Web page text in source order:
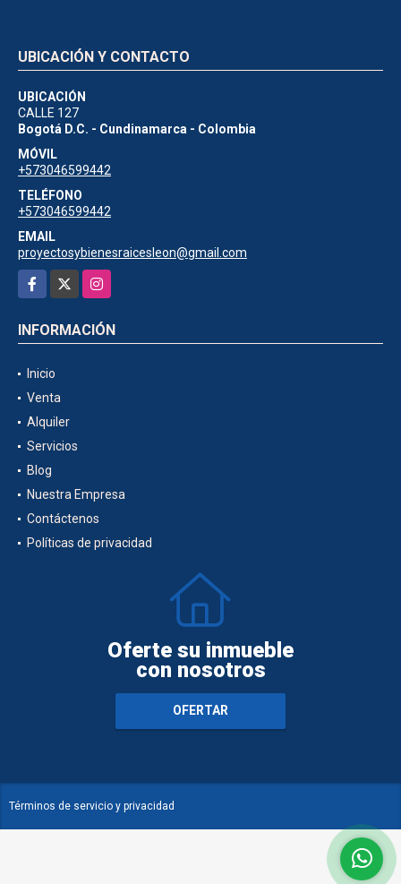
UBICACIÓN Y CONTACTO
UBICACIÓN
CALLE 127
Bogotá D.C. - Cundinamarca - Colombia
MÓVIL
+573046599442
TELÉFONO
+573046599442
EMAIL
proyectosybienesraicesleon@gmail.com
Facebook
Instagram
INFORMACIÓN
Inicio
Venta
Alquiler
Servicios
Blog
Nuestra Empresa
Contáctenos
Políticas de privacidad
Oferte su inmueble
con nosotros
OFERTAR
Términos de servicio y privacidad